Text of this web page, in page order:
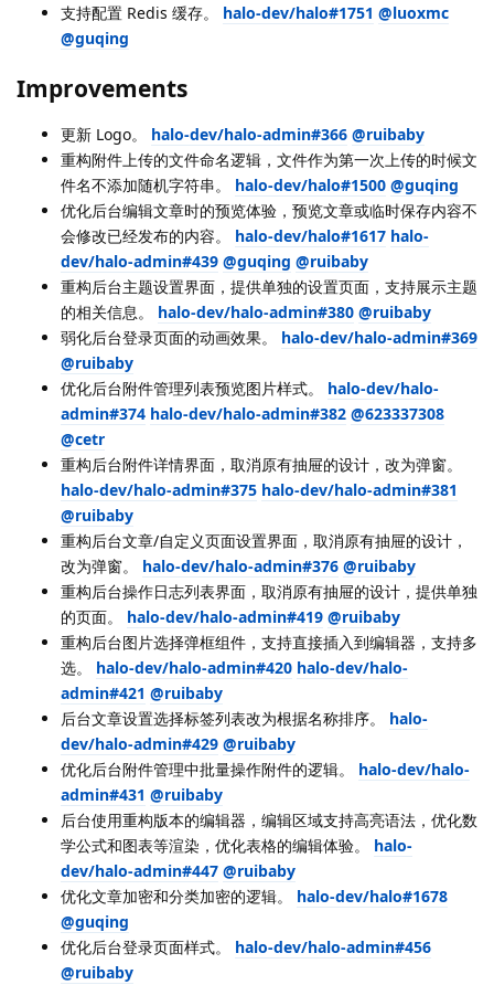
支持配置 Redis 缓存。 halo-dev/halo#1751 @luoxmc
@guqing
Improvements
更新 Logo。 halo-dev/halo-admin#366 @ruibaby
重构附件上传的文件命名逻辑，文件作为第一次上传的时候文
件名不添加随机字符串。 halo-dev/halo#1500 @guqing
优化后台编辑文章时的预览体验，预览文章或临时保存内容不
会修改已经发布的内容。 halo-dev/halo#1617 halo-
dev/halo-admin#439 @guqing @ruibaby
重构后台主题设置界面，提供单独的设置页面，支持展示主题
的相关信息。 halo-dev/halo-admin#380 @ruibaby
弱化后台登录页面的动画效果。 halo-dev/halo-admin#369
@ruibaby
优化后台附件管理列表预览图片样式。 halo-dev/halo-
admin#374 halo-dev/halo-admin#382 @623337308
@cetr
重构后台附件详情界面，取消原有抽屉的设计，改为弹窗。
halo-dev/halo-admin#375 halo-dev/halo-admin#381
@ruibaby
重构后台文章/自定义页面设置界面，取消原有抽屉的设计，
改为弹窗。 halo-dev/halo-admin#376 @ruibaby
重构后台操作日志列表界面，取消原有抽屉的设计，提供单独
的页面。 halo-dev/halo-admin#419 @ruibaby
重构后台图片选择弹框组件，支持直接插入到编辑器，支持多
选。 halo-dev/halo-admin#420 halo-dev/halo-
admin#421 @ruibaby
后台文章设置选择标签列表改为根据名称排序。 halo-
dev/halo-admin#429 @ruibaby
优化后台附件管理中批量操作附件的逻辑。 halo-dev/halo-
admin#431 @ruibaby
后台使用重构版本的编辑器，编辑区域支持高亮语法，优化数
学公式和图表等渲染，优化表格的编辑体验。 halo-
dev/halo-admin#447 @ruibaby
优化文章加密和分类加密的逻辑。 halo-dev/halo#1678
@guqing
优化后台登录页面样式。 halo-dev/halo-admin#456
@ruibaby